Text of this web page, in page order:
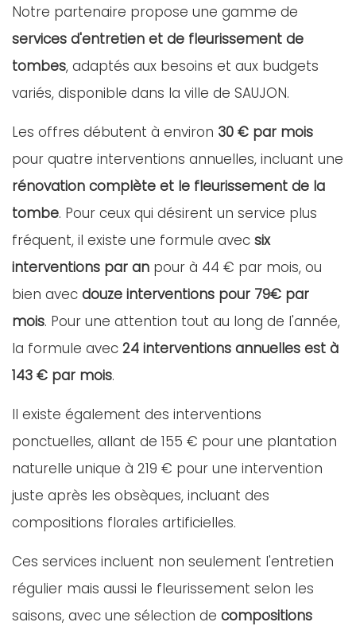
Notre partenaire propose une gamme de
services d'entretien et de fleurissement de
tombes, adaptés aux besoins et aux budgets
variés, disponible dans la ville de SAUJON.
Les offres débutent à environ 30 € par mois
pour quatre interventions annuelles, incluant une
rénovation complète et le fleurissement de la
tombe. Pour ceux qui désirent un service plus
fréquent, il existe une formule avec six
interventions par an pour à 44 € par mois, ou
bien avec douze interventions pour 79€ par
mois. Pour une attention tout au long de l'année,
la formule avec 24 interventions annuelles est à
143 € par mois.
Il existe également des interventions
ponctuelles, allant de 155 € pour une plantation
naturelle unique à 219 € pour une intervention
juste après les obsèques, incluant des
compositions florales artificielles.
Ces services incluent non seulement l'entretien
régulier mais aussi le fleurissement selon les
saisons, avec une sélection de compositions